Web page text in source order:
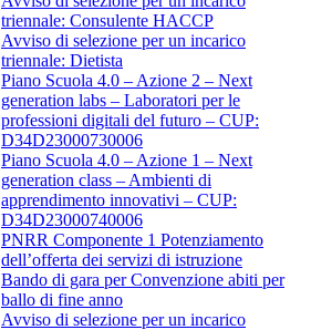
triennale: Consulente HACCP
Avviso di selezione per un incarico
triennale: Dietista
Piano Scuola 4.0 – Azione 2 – Next
generation labs – Laboratori per le
professioni digitali del futuro – CUP:
D34D23000730006
Piano Scuola 4.0 – Azione 1 – Next
generation class – Ambienti di
apprendimento innovativi – CUP:
D34D23000740006
PNRR Componente 1 Potenziamento
dell’offerta dei servizi di istruzione
Bando di gara per Convenzione abiti per
ballo di fine anno
Avviso di selezione per un incarico